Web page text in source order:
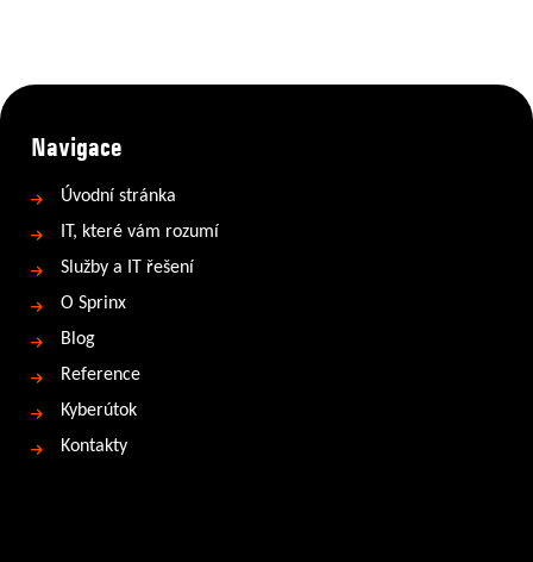
Navigace
Úvodní stránka
IT, které vám rozumí
Služby a IT řešení
O Sprinx
Blog
Reference
Kyberútok
Kontakty